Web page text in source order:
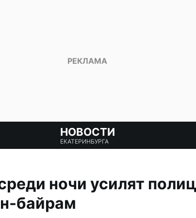
НОВОСТИ
ЕКАТЕРИНБУРГА
ночи усилят
байрам